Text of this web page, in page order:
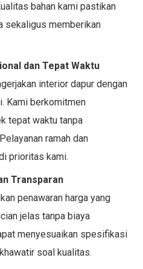
bahan kami pastikan
sekaligus memberikan
dan Tepat Waktu
interior dapur dengan
Kami berkomitmen
tepat waktu tanpa
ramah dan
prioritas kami.
Transparan
penawaran harga yang
jelas tanpa biaya
menyesuaikan spesifikasi
soal kualitas.